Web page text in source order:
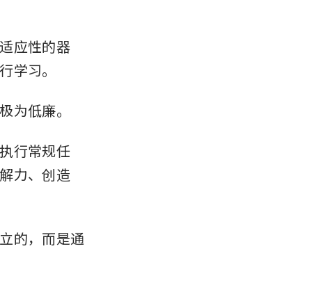
应性的器
学习。
为低廉。
行常规任
力、创造
的，而是通